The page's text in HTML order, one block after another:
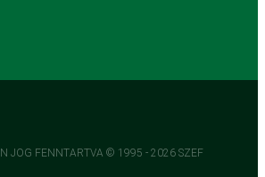
JOG FENNTARTVA © 1995 - 2026 SZEF